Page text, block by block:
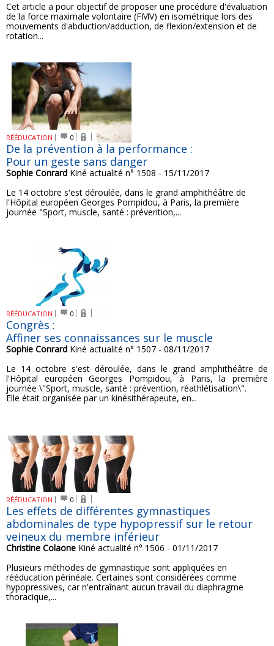
Cet article a pour objectif de proposer une procédure d'évaluation
de la force maximale volontaire (FMV) en isométrique lors des
mouvements d'abduction/adduction, de flexion/extension et de
rotation...
RÉÉDUCATION 0
De la prévention à la performance :
Pour un geste sans danger
Sophie Conrard Kiné actualité n° 1508 - 15/11/2017
Le 14 octobre s'est déroulée, dans le grand amphithéâtre de
l'Hôpital européen Georges Pompidou, à Paris, la première
journée "Sport, muscle, santé : prévention,...
RÉÉDUCATION 0
Congrès :
Affiner ses connaissances sur le muscle
Sophie Conrard Kiné actualité n° 1507 - 08/11/2017
Le 14 octobre s'est déroulée, dans le grand amphithéâtre de
l'Hôpital européen Georges Pompidou, à Paris, la première
journée \"Sport, muscle, santé : prévention, réathlétisation\".
Elle était organisée par un kinésithérapeute, en...
RÉÉDUCATION 0
Les effets de différentes gymnastiques
abdominales de type hypopressif sur le retour
veineux du membre inférieur
Christine Colaone Kiné actualité n° 1506 - 01/11/2017
Plusieurs méthodes de gymnastique sont appliquées en
rééducation périnéale. Certaines sont considérées comme
hypopressives, car n'entraînant aucun travail du diaphragme
thoracique,...